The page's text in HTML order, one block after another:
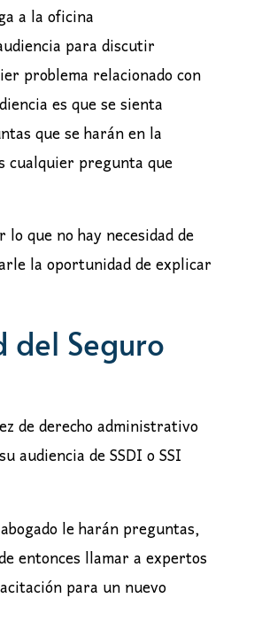
a la oficina
para discutir
problema relacionado con
es que se sienta
que se harán en la
cualquier pregunta que
que no hay necesidad de
la oportunidad de explicar
del Seguro
de derecho administrativo
audiencia de SSDI o SSI
le harán preguntas,
entonces llamar a expertos
para un nuevo